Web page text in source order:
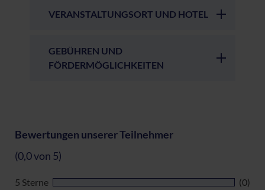
VERANSTALTUNGSORT UND HOTEL
GEBÜHREN UND
FÖRDERMÖGLICHKEITEN
Bewertungen unserer Teilnehmer
(0,0 von 5)
5 Sterne
(0)